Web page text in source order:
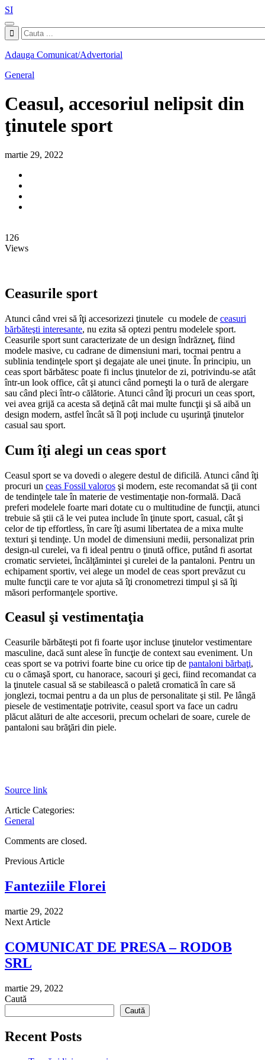
SI
Adauga Comunicat/Advertorial
General
Ceasul, accesoriul nelipsit din
ţinutele sport
martie 29, 2022
126
Views
Ceasurile sport
Atunci când vrei să îţi accesorizezi ţinutele cu modele de ceasuri
bărbăteşti interesante, nu ezita să optezi pentru modelele sport.
Ceasurile sport sunt caracterizate de un design îndrăzneţ, fiind
modele masive, cu cadrane de dimensiuni mari, tocmai pentru a
sublinia tendinţele sport şi degajate ale unei ţinute. În principiu, un
ceas sport bărbătesc poate fi inclus ţinutelor de zi, potrivindu-se atât
într-un look office, cât şi atunci când porneşti la o tură de alergare
sau când pleci într-o călătorie. Atunci când îţi procuri un ceas sport,
vei avea grijă ca acesta să deţină cât mai multe funcţii şi să aibă un
design modern, astfel încât să îl poţi include cu uşurinţă ţinutelor
casual sau sport.
Cum îţi alegi un ceas sport
Ceasul sport se va dovedi o alegere destul de dificilă. Atunci când îţi
procuri un ceas Fossil valoros şi modern, este recomandat să ţii cont
de tendinţele tale în materie de vestimentaţie non-formală. Dacă
preferi modelele foarte mari dotate cu o multitudine de funcţii, atunci
trebuie să ştii că le vei putea include în ţinute sport, casual, cât şi
celor de tip effortless, în care îţi asumi libertatea de a mixa multe
texturi şi tendinţe. Un model de dimensiuni medii, personalizat prin
design-ul curelei, va fi ideal pentru o ţinută office, putând fi asortat
cromatic servietei, încălţămintei şi curelei de la pantaloni. Pentru un
echipament sportiv, vei alege un model de ceas sport prevăzut cu
multe funcţii care te vor ajuta să îţi cronometrezi timpul şi să îţi
măsori performanţele sportive.
Ceasul şi vestimentaţia
Ceasurile bărbăteşti pot fi foarte uşor incluse ţinutelor vestimentare
masculine, dacă sunt alese în funcţie de context sau eveniment. Un
ceas sport se va potrivi foarte bine cu orice tip de pantaloni bărbaţi,
cu o cămaşă sport, cu hanorace, sacouri şi geci, fiind recomandat ca
la ţinutele casual să se stabilească o paletă cromatică în care să
jonglezi, tocmai pentru a da un plus de personalitate şi stil. Pe lângă
piesele de vestimentaţie potrivite, ceasul sport va face un cadru
plăcut alături de alte accesorii, precum ochelari de soare, curele de
pantaloni sau brăţări din piele.
Source link
Article Categories:
General
Comments are closed.
Previous Article
Fanteziile Florei
martie 29, 2022
Next Article
COMUNICAT DE PRESA – RODOB
SRL
martie 29, 2022
Caută
Caută
Recent Posts